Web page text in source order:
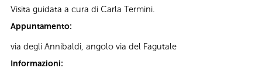
Visita guidata a cura di Carla Termini.
Appuntamento:
via degli Annibaldi, angolo via del Fagutale
Informazioni: